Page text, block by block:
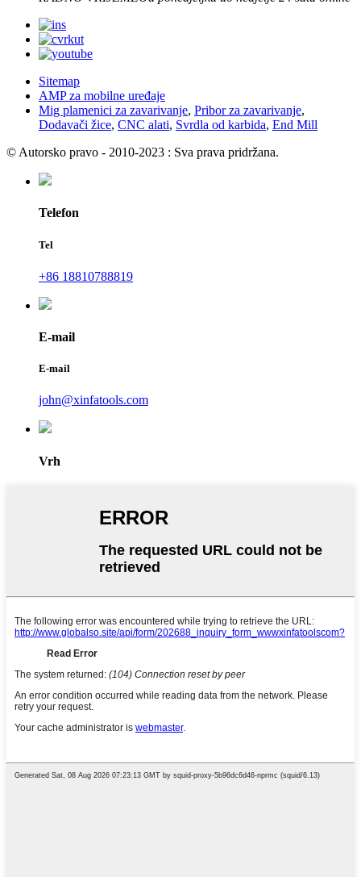
Sitemap
AMP za mobilne uređaje
Mig plamenici za zavarivanje, Pribor za zavarivanje,
Dodavači žice, CNC alati, Svrdla od karbida, End Mill
© Autorsko pravo - 2010-2023 : Sva prava pridržana.
Telefon
Tel
+86 18810788819
E-mail
E-mail
john@xinfatools.com
Vrh